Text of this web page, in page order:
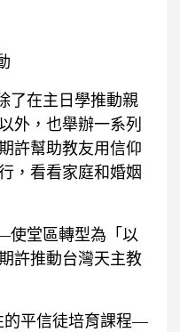
了在主日學推動親
外，也舉辦一系列
許幫助教友用信仰
，看看家庭和婚姻
使堂區轉型為「以
許推動台灣天主教
的平信徒培育課程—